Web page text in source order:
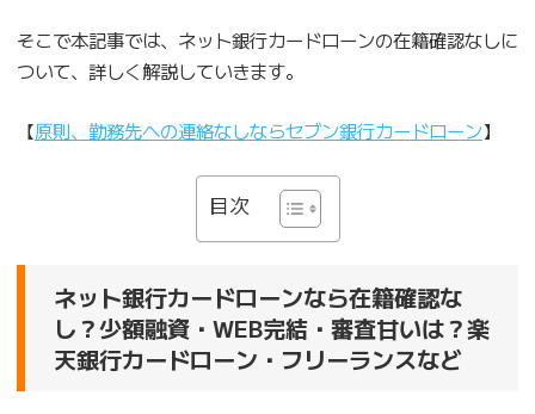
そこで本記事では、ネット銀行カードローンの在籍確認なしに
ついて、詳しく解説していきます。
【原則、勤務先への連絡なしならセブン銀行カードローン】
目次
ネット銀行カードローンなら在籍確認な
し？少額融資・WEB完結・審査甘いは？楽
天銀行カードローン・フリーランスなど